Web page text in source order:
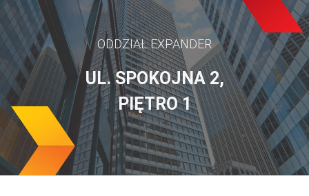
ODDZIAŁ EXPANDER
UL. SPOKOJNA 2,
PIĘTRO 1